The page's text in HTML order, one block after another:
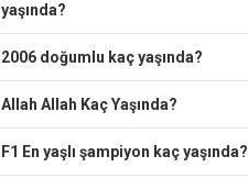
yaşında?
2006 doğumlu kaç yaşında?
Allah Allah Kaç Yaşında?
F1 En yaşlı şampiyon kaç yaşında?